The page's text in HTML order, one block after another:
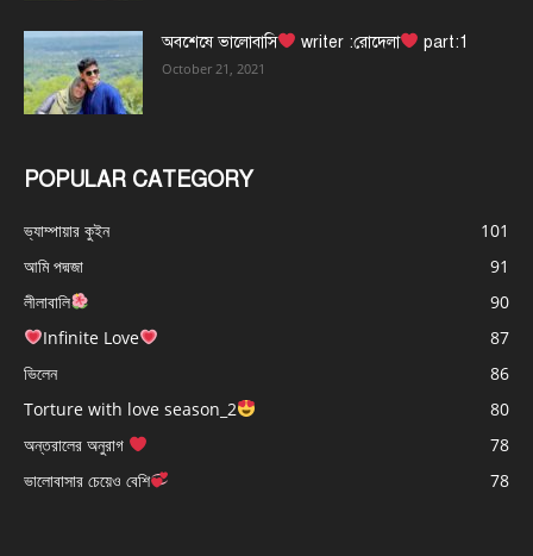
অবশেষে ভালোবাসি writer :রোদেলা part:1
October 21, 2021
POPULAR CATEGORY
ভ্যাম্পায়ার কুইন
101
আমি পদ্মজা
91
লীলাবালি
90
Infinite Love
87
ভিলেন
86
Torture with love season_2
80
অন্তরালের অনুরাগ
78
ভালোবাসার চেয়েও বেশি
78